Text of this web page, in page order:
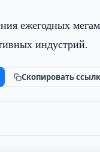
ежегодных
индустрий.
Скопировать